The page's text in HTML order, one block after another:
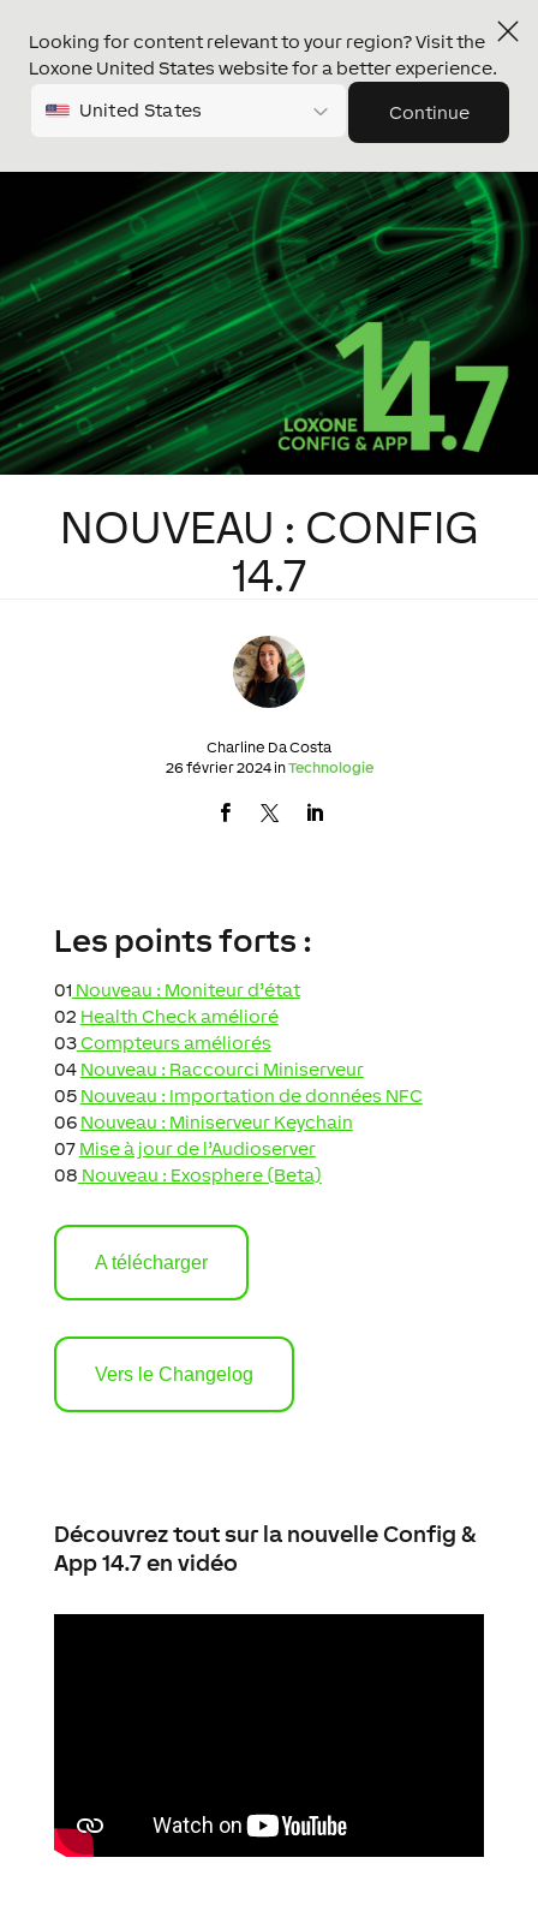
Looking for content relevant to your region? Visit the
Loxone United States website for a better experience.
United States Continue
NOUVEAU : CONFIG
14.7
Charline Da Costa
26 février 2024 inTechnologie
Les points forts :
01 Nouveau : Moniteur d’état
02 Health Check amélioré
03Compteurs améliorés
04 Nouveau : Raccourci Miniserveur
05 Nouveau : Importation de données NFC
06 Nouveau : Miniserveur Keychain
07 Mise à jour de l’Audioserver
08 Nouveau : Exosphere (Beta)
A télécharger
Vers le Changelog
Découvrez tout sur la nouvelle Config &
App 14.7 en vidéo